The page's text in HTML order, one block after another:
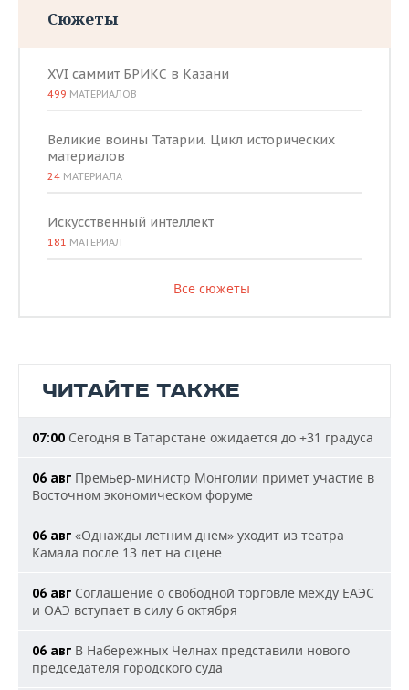
Сюжеты
XVI саммит БРИКС в Казани
499 МАТЕРИАЛОВ
Великие воины Татарии. Цикл исторических
материалов
24 МАТЕРИАЛА
Искусственный интеллект
181 МАТЕРИАЛ
Все сюжеты
ЧИТАЙТЕ ТАКЖЕ
07:00 Сегодня в Татарстане ожидается до +31 градуса
06 авг Премьер-министр Монголии примет участие в
Восточном экономическом форуме
06 авг «Однажды летним днем» уходит из театра
Камала после 13 лет на сцене
06 авг Соглашение о свободной торговле между ЕАЭС
и ОАЭ вступает в силу 6 октября
06 авг В Набережных Челнах представили нового
председателя городского суда